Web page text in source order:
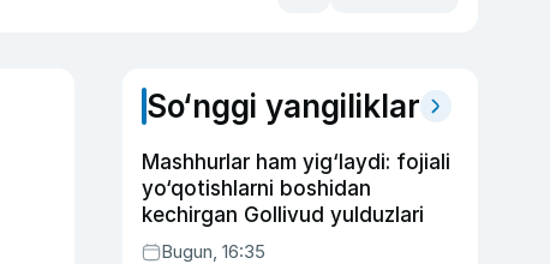
So‘nggi yangiliklar
Mashhurlar ham yig‘laydi: fojiali
yo‘qotishlarni boshidan
kechirgan Gollivud yulduzlari
Bugun, 16:35